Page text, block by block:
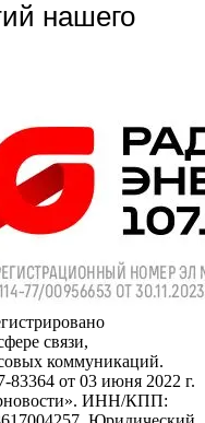
нашего
связи,
коммуникаций.
от 03 июня 2022 г.
ИНН/КПП: